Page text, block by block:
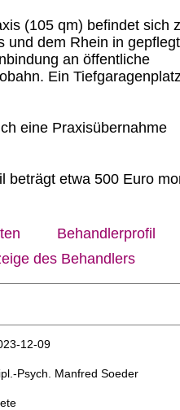
(105 qm) befindet sich
und dem Rhein in
an öffentliche
Ein
eine Praxisübernahme
beträgt etwa 500 Euro
Behandlerprofil
des Behandlers
12-09
Psych. Manfred Soeder